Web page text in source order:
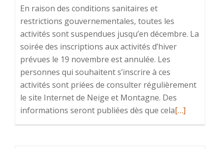
En raison des conditions sanitaires et
restrictions gouvernementales, toutes les
activités sont suspendues jusqu’en décembre. La
soirée des inscriptions aux activités d’hiver
prévues le 19 novembre est annulée. Les
personnes qui souhaitent s’inscrire à ces
activités sont priées de consulter régulièrement
le site Internet de Neige et Montagne. Des
informations seront publiées dès que celaEn
[…]